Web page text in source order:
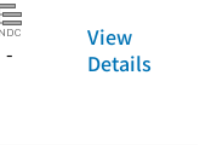
-
View
Details